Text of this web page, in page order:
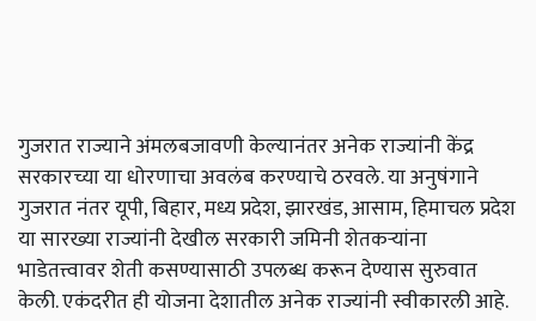
गुजरात राज्याने अंमलबजावणी केल्यानंतर अनेक राज्यांनी केंद्र
सरकारच्या या धोरणाचा अवलंब करण्याचे ठरवले. या अनुषंगाने
गुजरात नंतर यूपी, बिहार, मध्य प्रदेश, झारखंड, आसाम, हिमाचल प्रदेश
या सारख्या राज्यांनी देखील सरकारी जमिनी शेतकऱ्यांना
भाडेतत्त्वावर शेती कसण्यासाठी उपलब्ध करून देण्यास सुरुवात
केली. एकंदरीत ही योजना देशातील अनेक राज्यांनी स्वीकारली आहे.